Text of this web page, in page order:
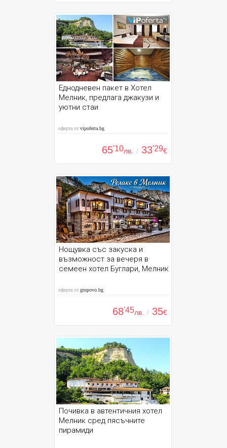
Еднодневен пакет в Хотел
Мелник, предлага джакузи и
уютни стаи
оферта отvipoferta.bg
65'10лв. / 33'29€
Нощувка със закуска и
възможност за вечеря в
семеен хотел Буглари, Мелник
оферта отgrupovo.bg
68'45лв. / 35€
Почивка в автентичния хотел
Мелник сред пясъчните
пирамиди